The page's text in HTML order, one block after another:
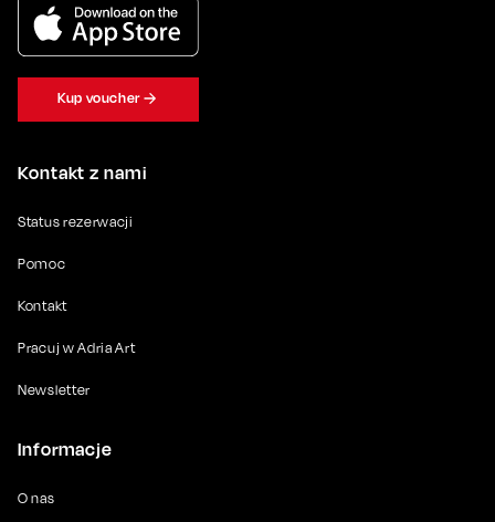
Kontakt z nami
Status rezerwacji
Pomoc
Kontakt
Pracuj w Adria Art
Newsletter
Informacje
O nas
Kup voucher